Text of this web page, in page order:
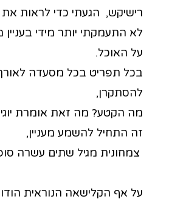
רישיקש, הגעתי כדי לראות את
לא התעמקתי יותר מידי
על האוכל.
בכל תפריט בכל מסעדה לאורך
להסתקרן,
מה הקטע? מה זאת אומרת
זה התחיל להשמע מעניין,
צמחונית מגיל שתים עשרה
על אף הקלישאה הנוראית